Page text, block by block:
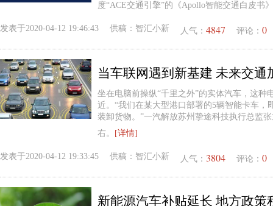
度“ACE交通引擎”的《Apollo智能交通白皮书
发表于2020-04-12 19:46:43 供稿： 智汇小新 人气： 4847 评论： 0
当车联网遇到新基建 未来交通
坐在电脑前操纵“千里之外”的实体汽车，这种
近。“我们在某大型港口部署的5辆智能卡车
装卸货物。”一汽解放苏州挚途科技执行总监
右。
[详情]
发表于2020-04-12 19:33:45 供稿： 智汇小新 人气： 3804 评论： 0
新能源汽车补贴延长 地方政策